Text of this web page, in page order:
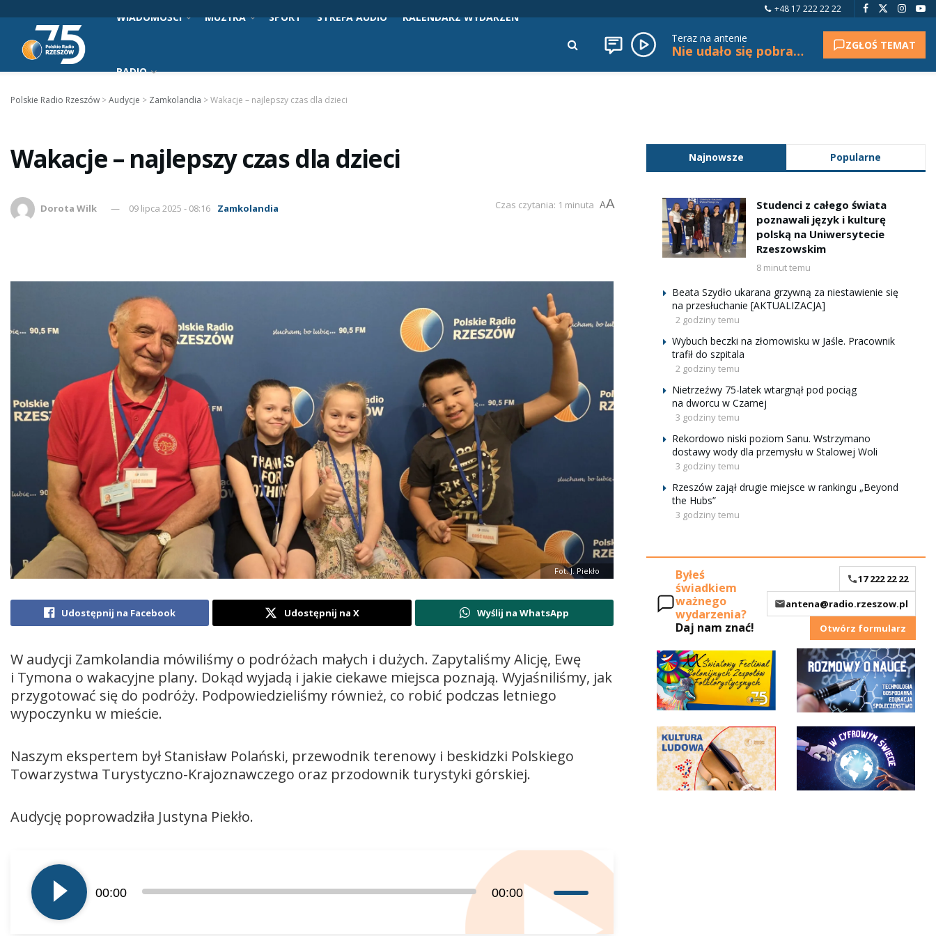
+48 17 222 22 22
WIADOMOŚCI MUZYKA SPORT STREFA AUDIO KALENDARZ WYDARZEŃ
RADIO
Teraz na antenie
Nie udało się pobrać tytułu. ZGŁOŚ TEMAT
Polskie Radio Rzeszów >Audycje > Zamkolandia >Wakacje – najlepszy czas dla dzieci
Wakacje – najlepszy czas dla dzieci
Dorota Wilk 09 lipca 2025 - 08:16 Zamkolandia Czas czytania: 1 minuta AA
Fot. J. Piekło
Udostępnij na Facebook Udostępnij na X Wyślij na WhatsApp
W audycji Zamkolandia mówiliśmy o podróżach małych i dużych. Zapytaliśmy Alicję, Ewę
i Tymona o wakacyjne plany. Dokąd wyjadą i jakie ciekawe miejsca poznają. Wyjaśniliśmy, jak
przygotować się do podróży. Podpowiedzieliśmy również, co robić podczas letniego
wypoczynku w mieście.
Naszym ekspertem był Stanisław Polański, przewodnik terenowy i beskidzki Polskiego
Towarzystwa Turystyczno-Krajoznawczego oraz przodownik turystyki górskiej.
Audycję poprowadziła Justyna Piekło.
plików
dźwiękowych
00:00 00:00
strzałek
Najnowsze Popularne
Studenci z całego świata
poznawali język i kulturę
polską na Uniwersytecie
Rzeszowskim
8 minut temu
Beata Szydło ukarana grzywną za niestawienie się
na przesłuchanie [AKTUALIZACJA]
2 godziny temu
Wybuch beczki na złomowisku w Jaśle. Pracownik
trafił do szpitala
2 godziny temu
Nietrzeźwy 75-latek wtargnął pod pociąg
na dworcu w Czarnej
3 godziny temu
Rekordowo niski poziom Sanu. Wstrzymano
dostawy wody dla przemysłu w Stalowej Woli
3 godziny temu
Rzeszów zajął drugie miejsce w rankingu „Beyond
the Hubs”
3 godziny temu
Byłeś
świadkiem
ważnego
wydarzenia?
Daj nam znać!
17 222 22 22
antena@radio.rzeszow.pl
Otwórz formularz